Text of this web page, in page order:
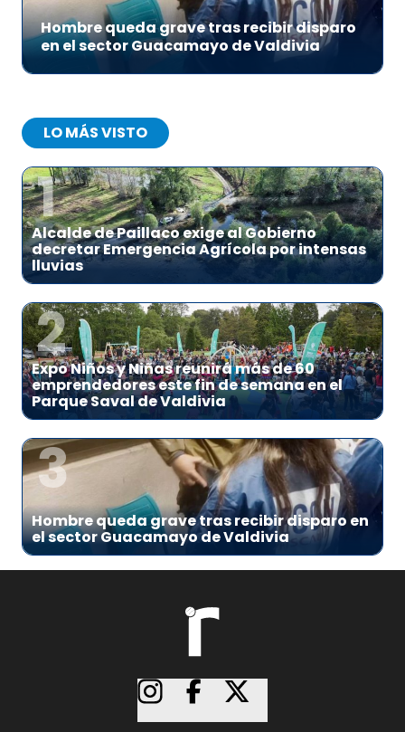
Hombre queda grave tras recibir disparo
en el sector Guacamayo de Valdivia
LO MÁS VISTO
1
Alcalde de Paillaco exige al Gobierno
decretar Emergencia Agrícola por intensas
lluvias
2
Expo Niños y Niñas reunirá más de 60
emprendedores este fin de semana en el
Parque Saval de Valdivia
3
Hombre queda grave tras recibir disparo en
el sector Guacamayo de Valdivia